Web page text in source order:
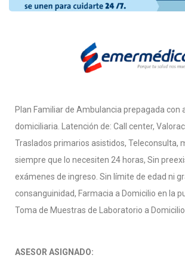
Plan Familiar de Ambulancia prepagada con
domiciliaria. Latención de: Call center,
Traslados primarios asistidos, Teleconsulta,
siempre que lo necesiten 24 horas, Sin
exámenes de ingreso. Sin límite de edad ni
consanguinidad, Farmacia a Domicilio en la
Toma de Muestras de Laboratorio a
ASESOR ASIGNADO: